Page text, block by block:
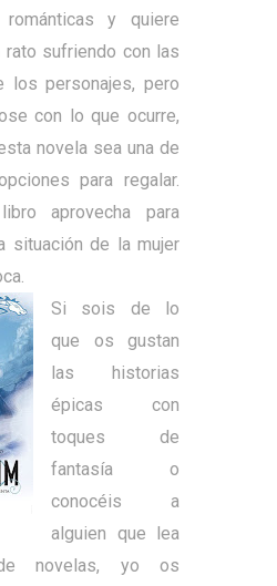
y quiere
rato sufriendo con las
los personajes, pero
con lo que ocurre,
novela sea una de
para regalar.
aprovecha para
situación de la mujer
Si sois de lo
que os gustan
las historias
épicas con
toques de
fantasía o
conocéis a
alguien que lea
novelas, yo os